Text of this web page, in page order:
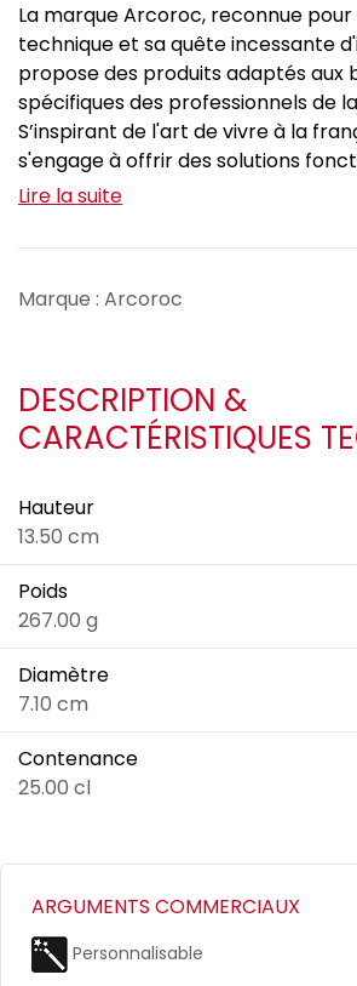
La marque Arcoroc, reconnue
technique et sa quête incessante
propose des produits adaptés aux
spécifiques des professionnels de
S’inspirant de l'art de vivre à la
s'engage à offrir des solutions
Lire la suite
Marque : Arcoroc
DESCRIPTION &
CARACTÉRISTIQUES
Hauteur
13.50 cm
Poids
267.00 g
Diamètre
7.10 cm
Contenance
25.00 cl
ARGUMENTS COMMERCIAUX
Personnalisable